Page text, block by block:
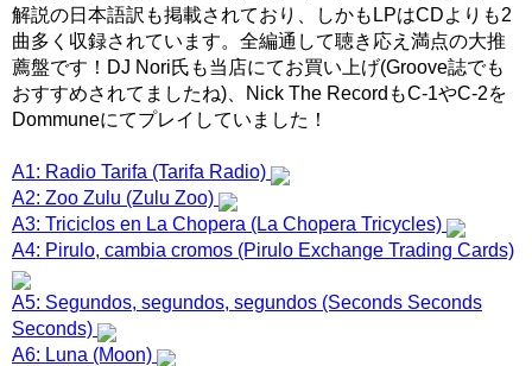
解説の日本語訳も掲載されており、しかもLPはCDよりも2
曲多く収録されています。全編通して聴き応え満点の大推
薦盤です！DJ Nori氏も当店にてお買い上げ(Groove誌でも
おすすめされてましたね)、Nick The RecordもC-1やC-2を
Dommuneにてプレイしていました！
A1: Radio Tarifa (Tarifa Radio)
A2: Zoo Zulu (Zulu Zoo)
A3: Triciclos en La Chopera (La Chopera Tricycles)
A4: Pirulo, cambia cromos (Pirulo Exchange Trading Cards)
A5: Segundos, segundos, segundos (Seconds Seconds
Seconds)
A6: Luna (Moon)